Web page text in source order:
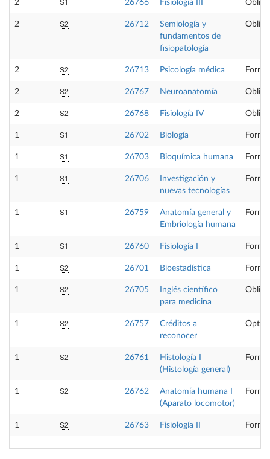
2 26766 Fisiología III
2 S2 26712
Semiología y
fundamentos de
fisiopatología
2 S2 26713 Psicología médica
2 S2 26767 Neuroanatomía
2 S2 26768 Fisiología IV
1 S1 26702 Biología
1 S1 26703 Bioquímica humana
1 S1 26706
Investigación y
nuevas tecnologías
1 S1 26759
Anatomía general y
Embriología humana
1 S1 26760 Fisiología I
1 S2 26701 Bioestadística
1 S2 26705
Inglés científico
para medicina
1 S2 26757
Créditos a
reconocer
1 S2 26761
Histología I
(Histología general)
1 S2 26762
Anatomía humana I
(Aparato locomotor)
1 S2 26763 Fisiología II